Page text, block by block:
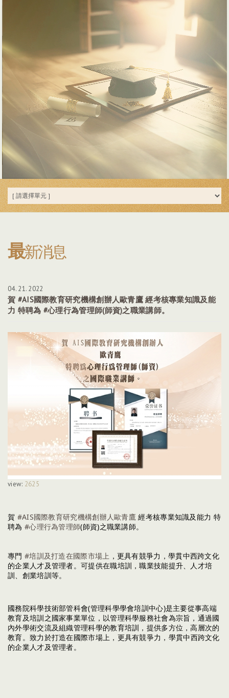
最新消息
04. 21. 2022
賀 #AIS國際教育研究機構創辦人歐青鷹 經考核專業知識及能
力 特聘為 #心理行為管理師(師資)之職業講師。
view: 2625
賀 #AIS國際教育研究機構創辦人歐青鷹 經考核專業知識及能力 特
聘為 #心理行為管理師(師資)之職業講師。
專門 #培訓及打造在國際市場上 ，更具有競爭力，學貫中西跨文化
的企業人才及管理者。可提供在職培訓，職業技能提升、人才培
訓、創業培訓等。
國務院科學技術部管科會(管理科學學會培訓中心)是主要從事高端
教育及培訓之國家事業單位，以管理科學服務社會為宗旨，通過國
內外學術交流及組織管理科學的教育培訓，提供多方位，高層次的
教育。致力於打造在國際市場上，更具有競爭力， 學貫中西跨文化
的企業人才及管理者。